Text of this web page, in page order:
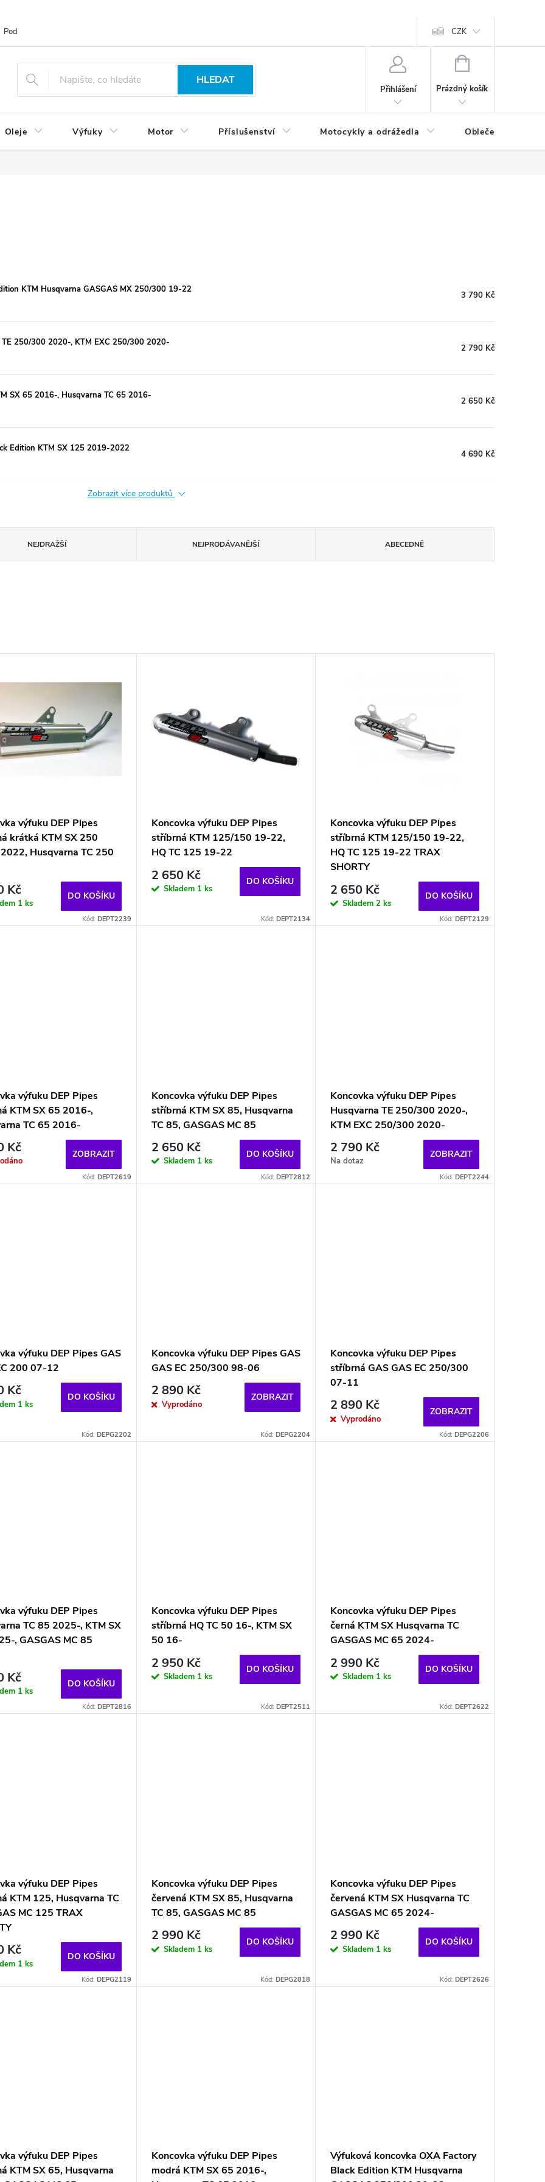
Podmínky ochrany osobních údajů CZK
HLEDAT
Přihlášení
NÁKUPNÍ
Prázdný košík
Oleje Výfuky Motor Příslušenství Motocykly a odrážedla Oblečení a
KTM Husqvarna GASGAS MX 250/300 19-22
3 790 Kč
250/300 2020-, KTM EXC 250/300 2020-
2 790 Kč
SX 65 2016-, Husqvarna TC 65 2016-
2 650 Kč
Edition KTM SX 125 2019-2022
4 690 Kč
Zobrazit více produktů
NEJDRAŽŠÍ NEJPRODÁVANĚJŠÍ ABECEDNĚ
výfuku DEP Pipes
krátká KTM SX 250
Husqvarna TC 250
Kč
1 ks
DO KOŠÍKU
Kód: DEPT2239
Koncovka výfuku DEP Pipes
stříbrná KTM 125/150 19-22,
HQ TC 125 19-22
2 650 Kč
Skladem 1 ks
DO KOŠÍKU
Kód: DEPT2134
Koncovka výfuku DEP Pipes
stříbrná KTM 125/150 19-22,
HQ TC 125 19-22 TRAX
SHORTY
2 650 Kč
Skladem 2 ks
DO KOŠÍKU
Kód: DEPT2129
výfuku DEP Pipes
KTM SX 65 2016-,
TC 65 2016-
Kč ZOBRAZIT
Kód: DEPT2619
Koncovka výfuku DEP Pipes
stříbrná KTM SX 85, Husqvarna
TC 85, GASGAS MC 85
2 650 Kč
Skladem 1 ks
DO KOŠÍKU
Kód: DEPT2812
Koncovka výfuku DEP Pipes
Husqvarna TE 250/300 2020-,
KTM EXC 250/300 2020-
2 790 Kč
Na dotaz
ZOBRAZIT
Kód: DEPT2244
výfuku DEP Pipes GAS
200 07-12
Kč
1 ks
DO KOŠÍKU
Kód: DEPG2202
Koncovka výfuku DEP Pipes GAS
GAS EC 250/300 98-06
2 890 Kč
Vyprodáno
ZOBRAZIT
Kód: DEPG2204
Koncovka výfuku DEP Pipes
stříbrná GAS GAS EC 250/300
07-11
2 890 Kč
Vyprodáno
ZOBRAZIT
Kód: DEPG2206
výfuku DEP Pipes
TC 85 2025-, KTM SX
, GASGAS MC 85
Kč
1 ks
DO KOŠÍKU
Kód: DEPT2816
Koncovka výfuku DEP Pipes
stříbrná HQ TC 50 16-, KTM SX
50 16-
2 950 Kč
Skladem 1 ks
DO KOŠÍKU
Kód: DEPT2511
Koncovka výfuku DEP Pipes
černá KTM SX Husqvarna TC
GASGAS MC 65 2024-
2 990 Kč
Skladem 1 ks
DO KOŠÍKU
Kód: DEPT2622
výfuku DEP Pipes
KTM 125, Husqvarna TC
MC 125 TRAX
Kč
1 ks
DO KOŠÍKU
Kód: DEPG2119
Koncovka výfuku DEP Pipes
červená KTM SX 85, Husqvarna
TC 85, GASGAS MC 85
2 990 Kč
Skladem 1 ks
DO KOŠÍKU
Kód: DEPG2818
Koncovka výfuku DEP Pipes
červená KTM SX Husqvarna TC
GASGAS MC 65 2024-
2 990 Kč
Skladem 1 ks
DO KOŠÍKU
Kód: DEPT2626
výfuku DEP Pipes
KTM SX 65, Husqvarna
Koncovka výfuku DEP Pipes
modrá KTM SX 65 2016-,
Výfuková koncovka OXA Factory
Black Edition KTM Husqvarna